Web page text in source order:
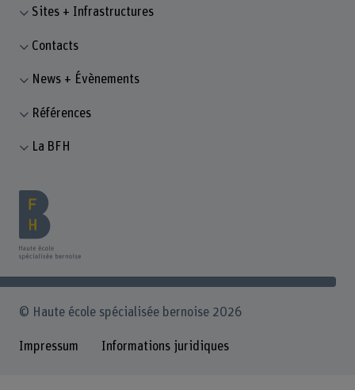
Sites + Infrastructures
Contacts
News + Évènements
Références
La BFH
© Haute école spécialisée bernoise 2026
Impressum Informations juridiques